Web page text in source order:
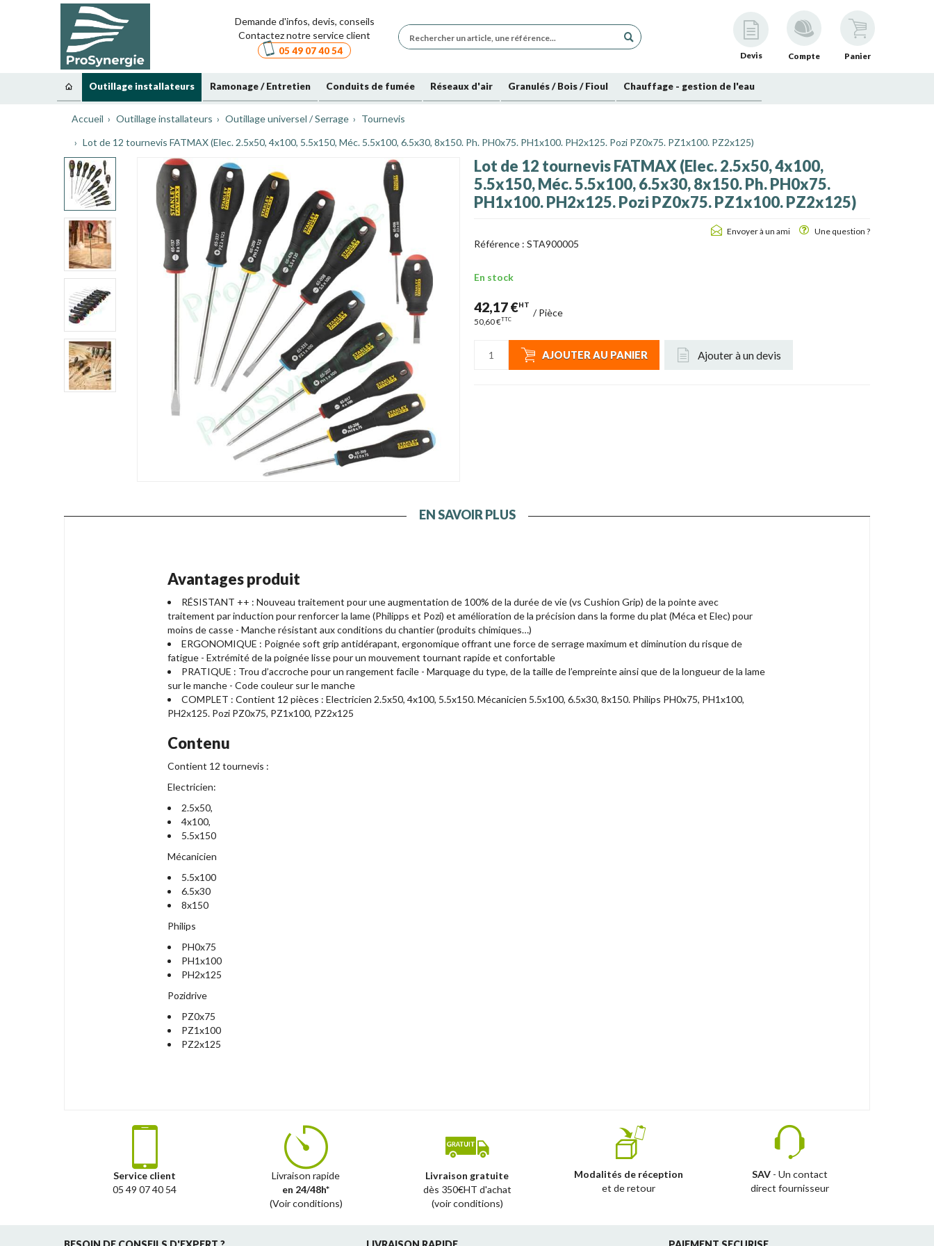
Demande d'infos, devis, conseils
Contactez notre service client
05 49 07 40 54 Devis Compte Panier
Outillage installateurs Ramonage / Entretien Conduits de fumée Réseaux d'air Granulés / Bois / Fioul Chauffage - gestion de l'eau
Accueil Outillage installateurs Outillage universel / Serrage
Tournevis
Lot de 12 tournevis FATMAX (Elec. 2.5x50, 4x100, 5.5x150, Méc. 5.5x100, 6.5x30, 8x150. Ph. PH0x75. PH1x100. PH2x125. Pozi PZ0x75. PZ1x100. PZ2x125)
Lot de 12 tournevis FATMAX (Elec. 2.5x50, 4x100,
5.5x150, Méc. 5.5x100, 6.5x30, 8x150. Ph. PH0x75.
PH1x100. PH2x125. Pozi PZ0x75. PZ1x100. PZ2x125)
Envoyer à un ami Une question ?
Référence : STA900005
En stock
42,17 €HT
50,60 €TTC
/Pièce
AJOUTER AU PANIER Ajouter à un devis
EN SAVOIR PLUS
Avantages produit
RÉSISTANT ++ : Nouveau traitement pour une augmentation de 100% de la durée de vie (vs Cushion Grip) de la pointe avec
traitement par induction pour renforcer la lame (Philipps et Pozi) et amélioration de la précision dans la forme du plat (Méca et Elec) pour
moins de casse - Manche résistant aux conditions du chantier (produits chimiques…)
ERGONOMIQUE : Poignée soft grip antidérapant, ergonomique offrant une force de serrage maximum et diminution du risque de
fatigue - Extrémité de la poignée lisse pour un mouvement tournant rapide et confortable
PRATIQUE : Trou d’accroche pour un rangement facile - Marquage du type, de la taille de l’empreinte ainsi que de la longueur de la lame
sur le manche - Code couleur sur le manche
COMPLET : Contient 12 pièces : Electricien 2.5x50, 4x100, 5.5x150. Mécanicien 5.5x100, 6.5x30, 8x150. Philips PH0x75, PH1x100,
PH2x125. Pozi PZ0x75, PZ1x100, PZ2x125
Contenu
Contient 12 tournevis :
Electricien:
2.5x50,
4x100,
5.5x150
Mécanicien
5.5x100
6.5x30
8x150
Philips
PH0x75
PH1x100
PH2x125
Pozidrive
PZ0x75
PZ1x100
PZ2x125
Service client
05 49 07 40 54
Livraison rapide
en 24/48h*
(Voir conditions)
Livraison gratuite
dès 350€HT d'achat
(voir conditions)
Modalités de réception
et de retour
SAV- Un contact
direct fournisseur